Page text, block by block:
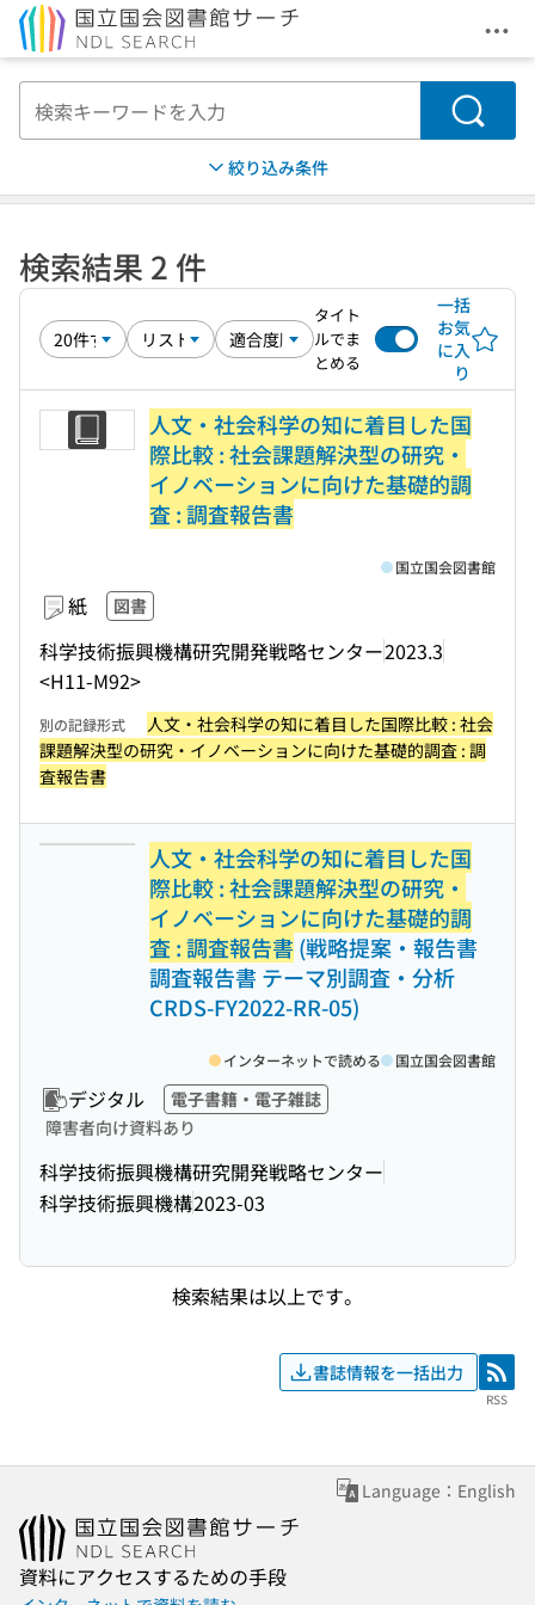
メ
検索
絞り込み条件
検索結果 2 件
タイト
ルでま
とめる
一括
お気
に入
り
人文・社会科学の知に着目した国
際比較 : 社会課題解決型の研究・
イノベーションに向けた基礎的調
査 : 調査報告書
紙 図書
科学技術振興機構研究開発戦略センター2023.3
<H11-M92>
国立国会図書館
別の記録形式
人文・社会科学の知に着目した国際比較 : 社会
課題解決型の研究・イノベーションに向けた基礎的調査 : 調
査報告書
人文・社会科学の知に着目した国
際比較 : 社会課題解決型の研究・
イノベーションに向けた基礎的調
査 : 調査報告書 (戦略提案・報告書
調査報告書 テーマ別調査・分析
CRDS-FY2022-RR-05)
デジタル
電子書籍・電子雑誌
障害者向け資料あり
科学技術振興機構研究開発戦略センター
科学技術振興機構2023-03
インターネットで読める 国立国会図書館
検索結果は以上です。
書誌情報を一括出力 RSS
RSS
Language：English
資料にアクセスするための手段